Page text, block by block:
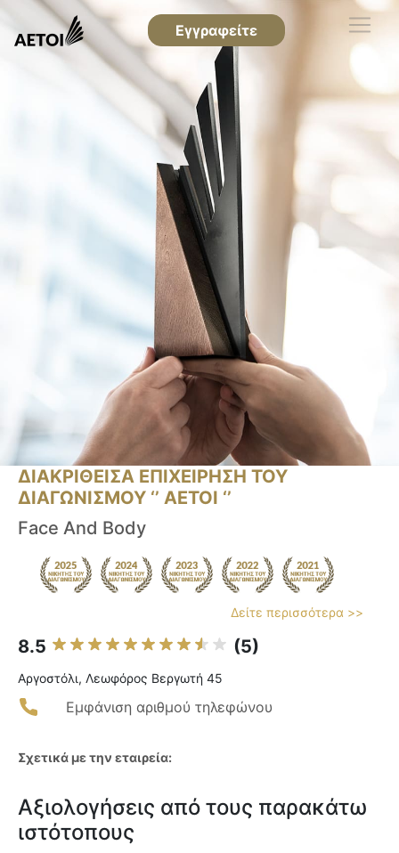
Εγγραφείτε
ΔΙΑΚΡΙΘΕΙΣΑ ΕΠΙΧΕΙΡΗΣΗ ΤΟΥ
ΔΙΑΓΩΝΙΣΜΟΥ ‘’ ΑΕΤΟΙ ‘’
Face And Body
Δείτε περισσότερα >>
8.5 (5)
Αργοστόλι, Λεωφόρος Βεργωτή 45
Εμφάνιση αριθμού τηλεφώνου
Σχετικά με την εταιρεία:
Αξιολογήσεις από τους παρακάτω
ιστότοπους